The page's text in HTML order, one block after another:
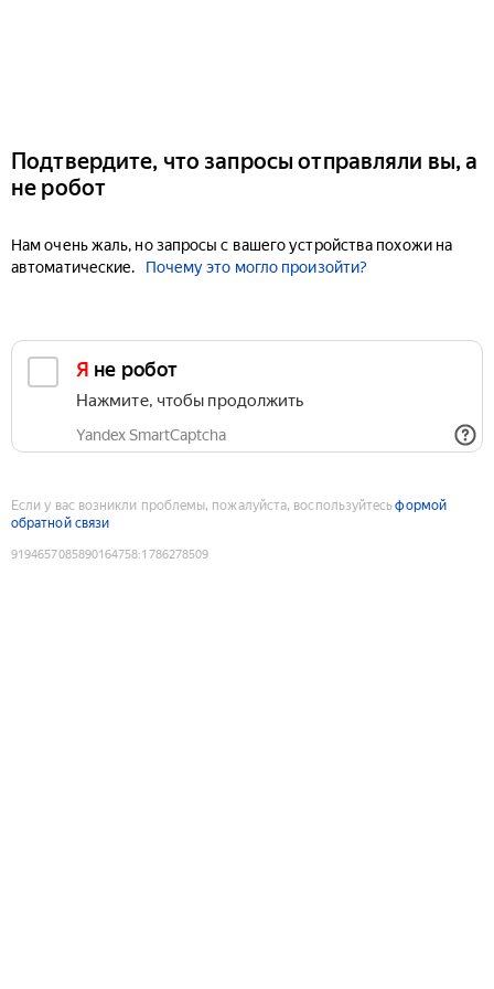
Подтвердите, что запросы отправляли вы, а
не робот
Нам очень жаль, но запросы с вашего устройства похожи на
автоматические.
Почему это могло произойти?
Я не робот
Нажмите, чтобы продолжить
Yandex SmartCaptcha
Если у вас возникли проблемы, пожалуйста, воспользуйтесьформой
обратной связи
9194657085890164758:1786278509